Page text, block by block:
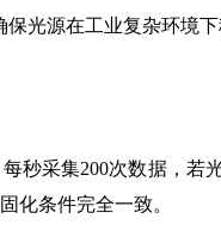
源在工业复杂环境下
采集200次数据，若
化条件完全一致。